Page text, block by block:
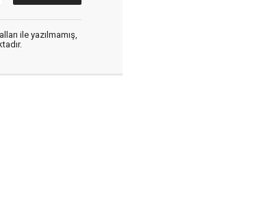
ile yazılmamış,